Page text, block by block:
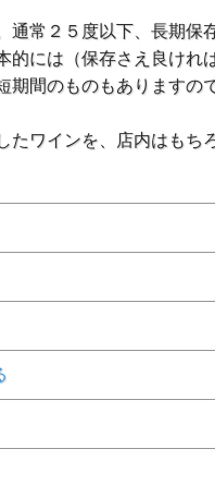
通常２５度以下、長期保
的には（保存さえ良けれ
期間のものもありますの
たワインを、店内はもち